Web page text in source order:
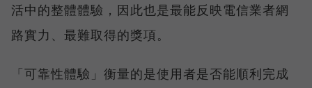
活中的整體體驗，因此也是最能反映電信業者網
路實力、最難取得的獎項。
「可靠性體驗」衡量的是使用者是否能順利完成